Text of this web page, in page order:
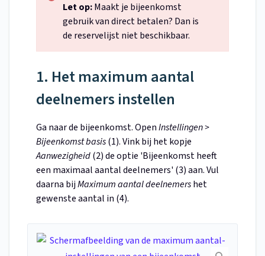
Let op:Maakt je bijeenkomst
gebruik van direct betalen? Dan is
de reservelijst niet beschikbaar.
1. Het maximum aantal
deelnemers instellen
Ga naar de bijeenkomst. OpenInstellingen >
Bijeenkomst basis(1). Vink bij het kopje
Aanwezigheid(2) de optie 'Bijeenkomst heeft
een maximaal aantal deelnemers' (3) aan. Vul
daarna bijMaximum aantal deelnemershet
gewenste aantal in (4).